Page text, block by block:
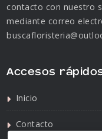
contacto con nuestro
mediante correo
Accesos
Inicio
Contacto